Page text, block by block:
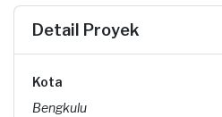
Detail Proyek
Kota
Bengkulu